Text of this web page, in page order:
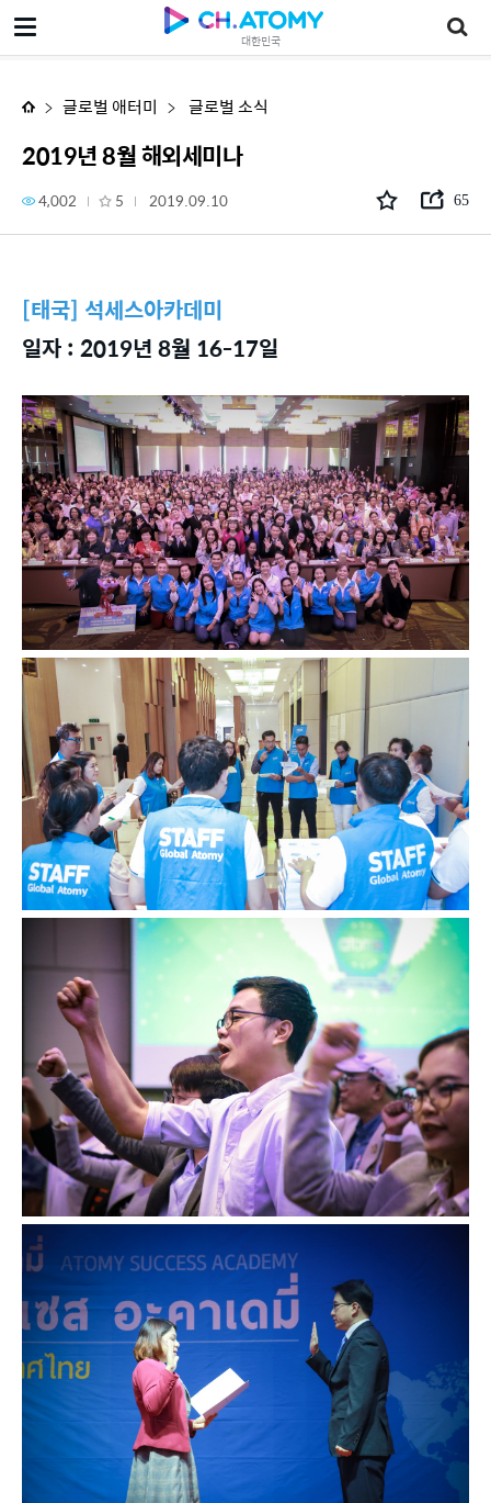
대한민국
2019년 8월 해외세미나
글로벌 애터미 글로벌 소식
2019년 8월 해외세미나
4,002 5 2019.09.10 65
[태국] 석세스아카데미
일자 : 2019년 8월 16-17일